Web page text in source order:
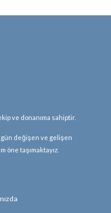
ve donanıma sahiptir.
değişen ve gelişen
taşımaktayız.